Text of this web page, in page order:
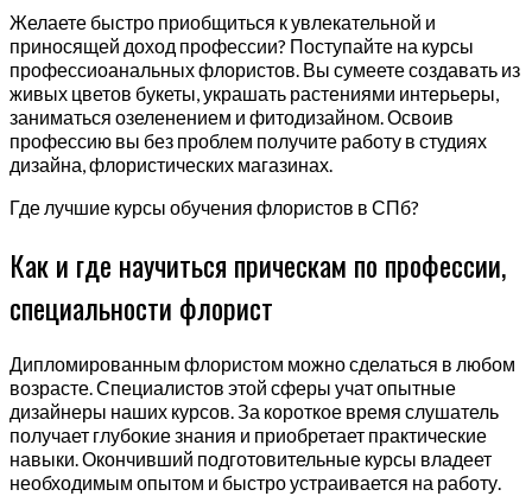
Желаете быстро приобщиться к увлекательной и
приносящей доход профессии? Поступайте на курсы
профессиоанальных флористов. Вы сумеете создавать из
живых цветов букеты, украшать растениями интерьеры,
заниматься озеленением и фитодизайном. Освоив
профессию вы без проблем получите работу в студиях
дизайна, флористических магазинах.
Где лучшие курсы обучения флористов в СПб?
Как и где научиться прическам по профессии,
специальности флорист
Дипломированным флористом можно сделаться в любом
возрасте. Специалистов этой сферы учат опытные
дизайнеры наших курсов. За короткое время слушатель
получает глубокие знания и приобретает практические
навыки. Окончивший подготовительные курсы владеет
необходимым опытом и быстро устраивается на работу.